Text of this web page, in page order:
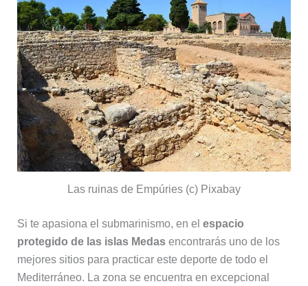
Las ruinas de Empúries (c) Pixabay
Si te apasiona el submarinismo, en el espacio
protegido de las islas Medasencontrarás uno de los
mejores sitios para practicar este deporte de todo el
Mediterráneo. La zona se encuentra en excepcional